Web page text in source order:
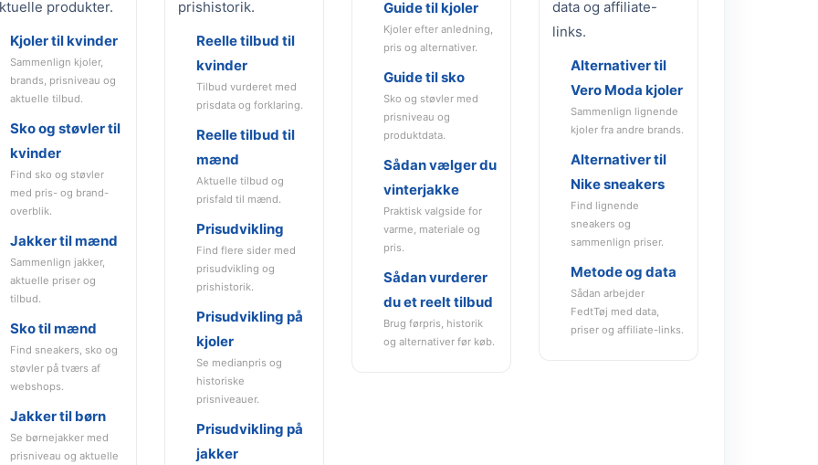
produkter.
Kjoler til kvinder
Sammenlign kjoler,
brands, prisniveau og
aktuelle tilbud.
Sko og støvler til
kvinder
Find sko og støvler
med pris- og brand-
overblik.
Jakker til mænd
Sammenlign jakker,
aktuelle priser og
tilbud.
Sko til mænd
Find sneakers, sko og
støvler på tværs af
webshops.
Jakker til børn
Se børnejakker med
prisniveau og aktuelle
prishistorik.
Reelle tilbud til
kvinder
Tilbud vurderet med
prisdata og forklaring.
Reelle tilbud til
mænd
Aktuelle tilbud og
prisfald til mænd.
Prisudvikling
Find flere sider med
prisudvikling og
prishistorik.
Prisudvikling på
kjoler
Se medianpris og
historiske
prisniveauer.
Prisudvikling på
jakker
Guide til kjoler
Kjoler efter anledning,
pris og alternativer.
Guide til sko
Sko og støvler med
prisniveau og
produktdata.
Sådan vælger du
vinterjakke
Praktisk valgside for
varme, materiale og
pris.
Sådan vurderer
du et reelt tilbud
Brug førpris, historik
og alternativer før køb.
data og affiliate-
links.
Alternativer til
Vero Moda kjoler
Sammenlign lignende
kjoler fra andre brands.
Alternativer til
Nike sneakers
Find lignende
sneakers og
sammenlign priser.
Metode og data
Sådan arbejder
FedtTøj med data,
priser og affiliate-links.